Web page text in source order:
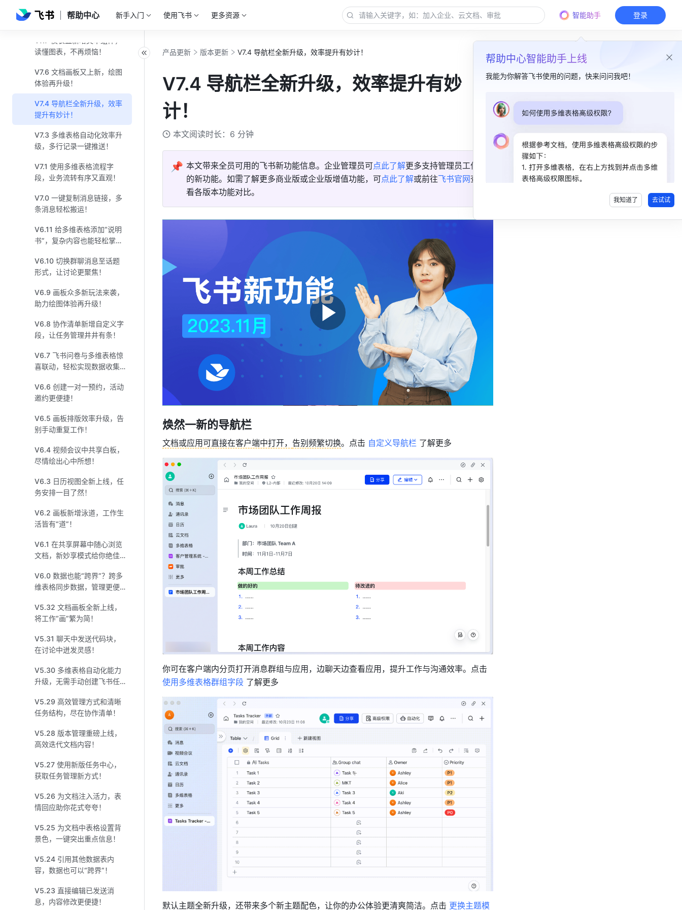
帮助中心 新手入门 使用飞书 更多资源 智能助手
帮助中心智能助手上线
我能为你解答飞书使用的问题，快来问问我吧！
我知道了 去试试
登录
V7.8 使用文档同步块，一处
更新，多处实时同步！
读懂图表，不再烦恼！
V7.6 文档画板又上新，绘图
体验再升级！
V7.4 导航栏全新升级，效率
提升有妙计！
V7.3 多维表格自动化效率升
级，多行记录一键推送！
V7.1 使用多维表格流程字
段，业务流转有序又直观！
V7.0 一键复制消息链接，多
条消息轻松搬运！
V6.11 给多维表格添加“说明
书”，复杂内容也能轻松掌
V6.10 切换群聊消息至话题
形式，让讨论更聚焦！
V6.9 画板众多新玩法来袭，
助力绘图体验再升级！
V6.8 协作清单新增自定义字
段，让任务管理井井有条！
V6.7 飞书问卷与多维表格惊
喜联动，轻松实现数据收集
V6.6 创建一对一预约，活动
邀约更便捷！
V6.5 画板排版效率升级，告
别手动重复工作！
V6.4 视频会议中共享白板，
尽情绘出心中所想！
V6.3 日历视图全新上线，任
务安排一目了然！
V6.2 画板新增泳道，工作生
活皆有“道”！
V6.1 在共享屏幕中随心浏览
文档，新妙享模式给你绝佳
V6.0 数据也能“跨界”？跨多
维表格同步数据，管理更便
V5.32 文档画板全新上线，
将工作“画”繁为简！
V5.31 聊天中发送代码块，
在讨论中迸发灵感！
V5.30 多维表格自动化能力
升级，无需手动创建飞书任
V5.29 高效管理方式和清晰
任务结构，尽在协作清单！
V5.28 版本管理重磅上线，
高效迭代文档内容！
V5.27 使用新版任务中心，
获取任务管理新方式！
V5.26 为文档注入活力，表
情回应助你花式夸夸！
V5.25 为文档中表格设置背
景色，一键突出重点信息！
V5.24 引用其他数据表内
容，数据也可以“跨界”！
V5.23 直接编辑已发送消
息，内容修改更便捷！
产品更新 版本更新 V7.4 导航栏全新升级，效率提升有妙计！
V7.4 导航栏全新升级，效率提升有妙
计！
本文阅读时长：6 分钟
📌 本文带来全员可用的飞书新功能信息。企业管理员可点此了解更多支持管理员工作
的新功能。如需了解更多商业版或企业版增值功能，可点此了解或前往飞书官网查
看各版本功能对比。
焕然一新的导航栏
文档或应用可直接在客户端中打开， 告别频繁切换。点击 自定义导航栏 了解更多
使用多维表格群组字段 了解更多
默认主题全新升级，还带来多个新主题配色，让你的办公体验更清爽简洁。点击 更换主题模
本篇目录
更高效的视频会议​
更便捷的多维表格​